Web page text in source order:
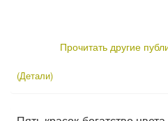
Прочитать другие
(Детали)